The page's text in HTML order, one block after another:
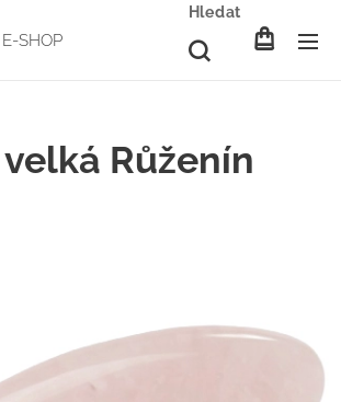
SHOP
Hledat
Růženín